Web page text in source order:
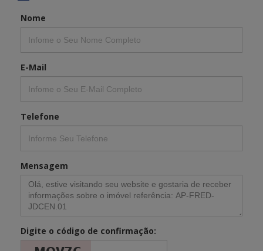
Nome
E-Mail
Telefone
Mensagem
Digite o código de confirmação: